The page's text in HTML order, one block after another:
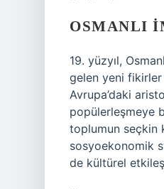
OSMANLI
19. yüzyıl,
gelen yeni fikirler
Avrupa’daki
popülerleşmeye
toplumun seçkin
sosyoekonomik
de kültürel